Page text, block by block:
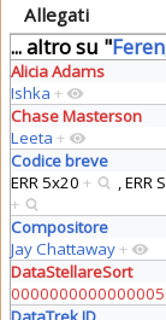
Allegati
... altro su "
Alicia Adams
Ishka +
Chase Masterson
Leeta +
Codice breve
ERR 5x20 + ,ERR
+
Compositore
Jay Chattaway+
DataStellareSort